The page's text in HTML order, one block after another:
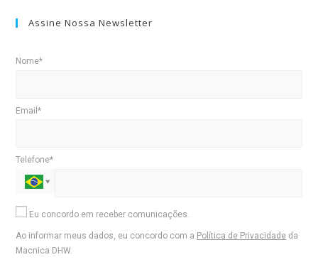
Assine Nossa Newsletter
Nome*
Email*
Telefone*
Eu concordo em receber comunicações.
Ao informar meus dados, eu concordo com a Política de Privacidade da
Macnica DHW.